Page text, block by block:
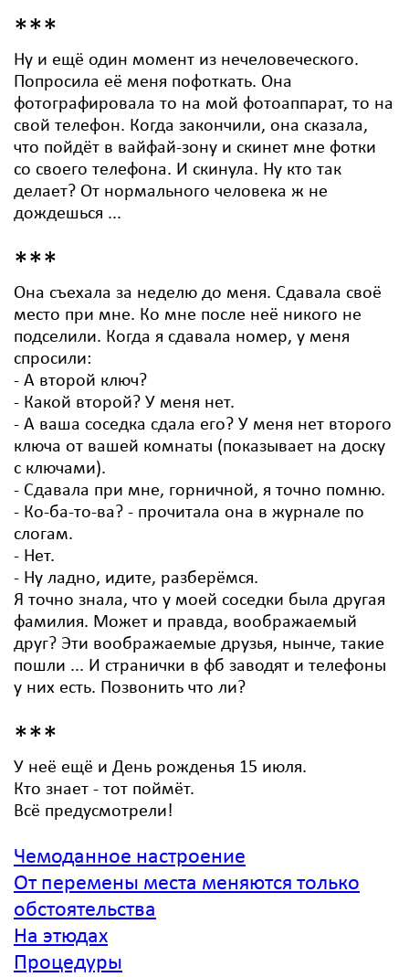
***
Ну и ещё один момент из нечеловеческого.
Попросила её меня пофоткать. Она
фотографировала то на мой фотоаппарат, то на
свой телефон. Когда закончили, она сказала,
что пойдёт в вайфай-зону и скинет мне фотки
со своего телефона. И скинула. Ну кто так
делает? От нормального человека ж не
дождешься ...
***
Она съехала за неделю до меня. Сдавала своё
место при мне. Ко мне после неё никого не
подселили. Когда я сдавала номер, у меня
спросили:
- А второй ключ?
- Какой второй? У меня нет.
- А ваша соседка сдала его? У меня нет второго
ключа от вашей комнаты (показывает на доску
с ключами).
- Сдавала при мне, горничной, я точно помню.
- Ко-ба-то-ва? - прочитала она в журнале по
слогам.
- Нет.
- Ну ладно, идите, разберёмся.
Я точно знала, что у моей соседки была другая
фамилия. Может и правда, воображаемый
друг? Эти воображаемые друзья, нынче, такие
пошли ... И странички в фб заводят и телефоны
у них есть. Позвонить что ли?
***
У неё ещё и День рожденья 15 июля.
Кто знает - тот поймёт.
Всё предусмотрели!
Чемоданное настроение
От перемены места меняются только
обстоятельства
На этюдах
Процедуры